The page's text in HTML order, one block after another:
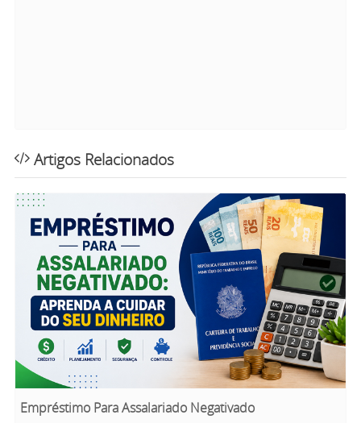
Artigos Relacionados
Empréstimo Para Assalariado Negativado